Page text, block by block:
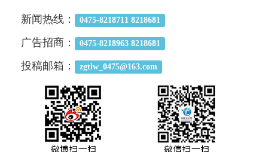
新闻热线： 0475-8218711 8218681
广告招商： 0475-8218963 8218681
投稿邮箱： zgtlw_0475@163.com